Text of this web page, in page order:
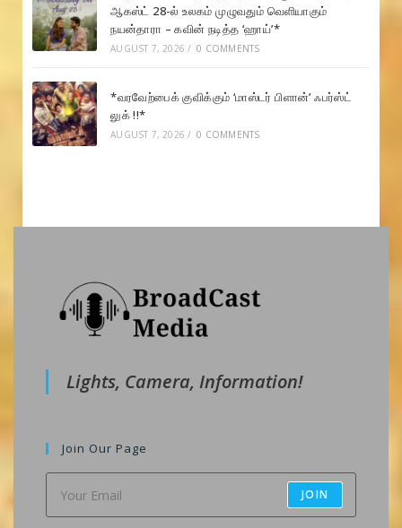
ஆகஸ்ட் 28-ல் உலகம் முழுவதும் வெளியாகும்
நயன்தாரா – கவின் நடித்த ‘ஹாய்’*
AUGUST 7, 2026 / 0 COMMENTS
*வரவேற்பைக் குவிக்கும் ‘மாஸ்டர் பிளான்’ ஃபர்ஸ்ட்
லுக் !!*
AUGUST 7, 2026 / 0 COMMENTS
Lights, Camera, Information!
Join Our Page
JOIN